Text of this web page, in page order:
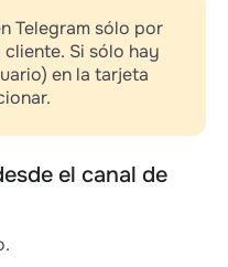
Telegram sólo por
Si sólo hay
en la tarjeta
el canal de